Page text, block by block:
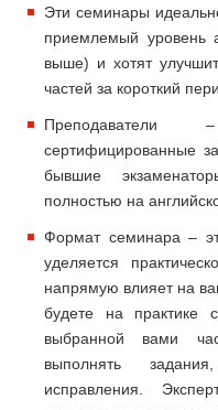
Эти семинары
приемлемый уровень
выше) и хотят
частей за короткий
Преподаватели
сертифицированные
бывшие
полностью на
Формат семинара –
уделяется
напрямую влияет на
будете на практике
выбранной вами
выполнять
исправления.